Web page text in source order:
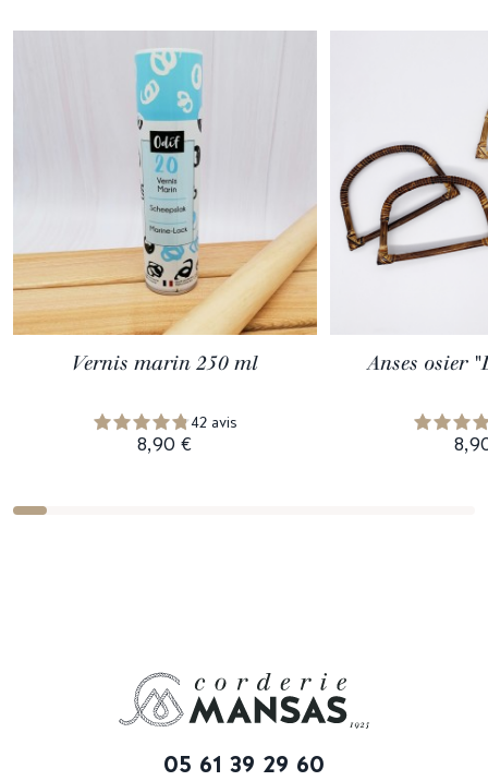
Vernis marin 250 ml
42 avis
8,90 €
Anses osier
05 61 39 29 60